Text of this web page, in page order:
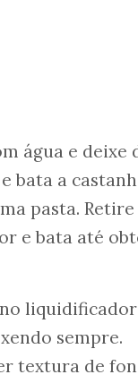
água e deixe
bata a
pasta. Retire
e bata até
sempre.
textura de